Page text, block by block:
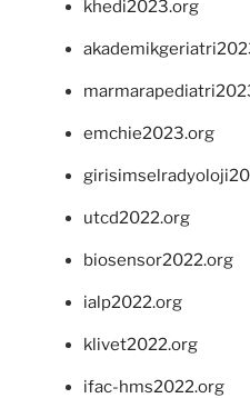
khedi2023.org
emchie2023.org
utcd2022.org
biosensor2022.org
ialp2022.org
klivet2022.org
ifac-hms2022.org